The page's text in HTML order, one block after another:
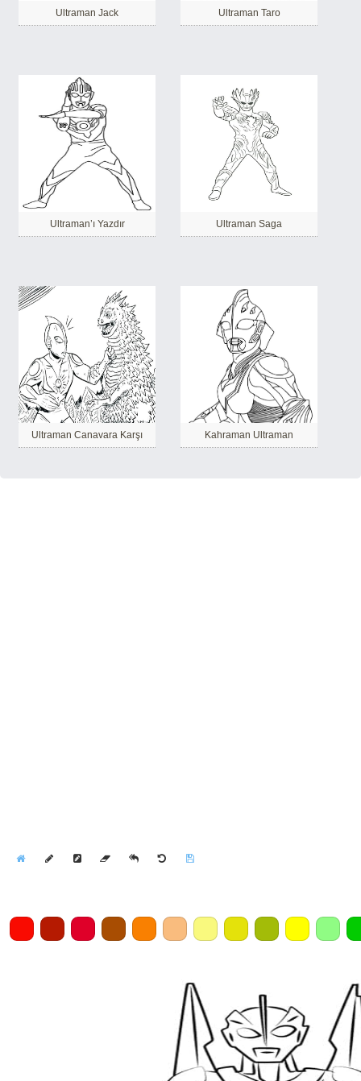
Ultraman Jack Ultraman Taro
Ultraman’ı Yazdır Ultraman Saga
Ultraman Canavara Karşı Kahraman Ultraman